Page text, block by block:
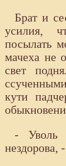
Брат и
усилия,
посылать
мачеха не
свет
кути
- Уволь
нездорова,